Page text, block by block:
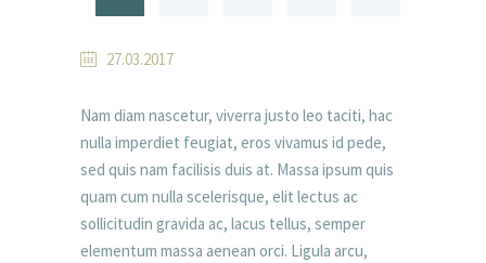
27.03.2017
Nam diam nascetur, viverra justo leo taciti, hac
nulla imperdiet feugiat, eros vivamus id pede,
sed quis nam facilisis duis at. Massa ipsum quis
quam cum nulla scelerisque, elit lectus ac
sollicitudin gravida ac, lacus tellus, semper
elementum massa aenean orci. Ligula arcu,